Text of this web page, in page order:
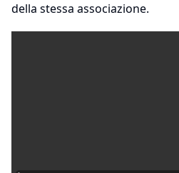
della stessa associazione.